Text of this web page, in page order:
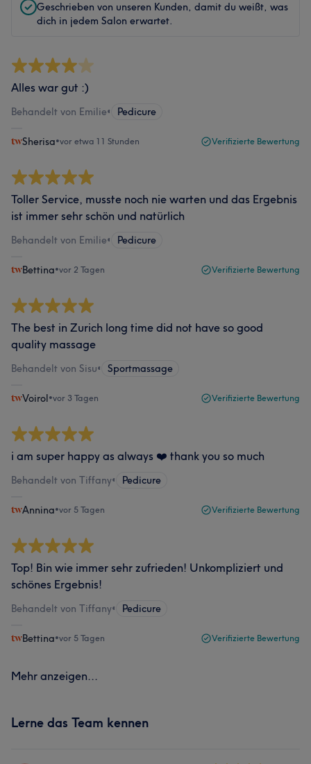
Geschrieben von unseren Kunden, damit du weißt, was
dich in jedem Salon erwartet.
Alles war gut :)
Behandelt von Emilie• Pedicure
Sherisa•vor etwa 11 Stunden Verifizierte Bewertung
Toller Service, musste noch nie warten und das Ergebnis
ist immer sehr schön und natürlich
Behandelt von Emilie• Pedicure
Bettina•vor 2 Tagen Verifizierte Bewertung
The best in Zurich long time did not have so good
quality massage
Behandelt von Sisu• Sportmassage
Voirol•vor 3 Tagen Verifizierte Bewertung
i am super happy as always ❤️ thank you so much
Behandelt von Tiffany• Pedicure
Annina•vor 5 Tagen Verifizierte Bewertung
Top! Bin wie immer sehr zufrieden! Unkompliziert und
schönes Ergebnis!
Behandelt von Tiffany• Pedicure
Bettina•vor 5 Tagen Verifizierte Bewertung
Mehr anzeigen...
Lerne das Team kennen